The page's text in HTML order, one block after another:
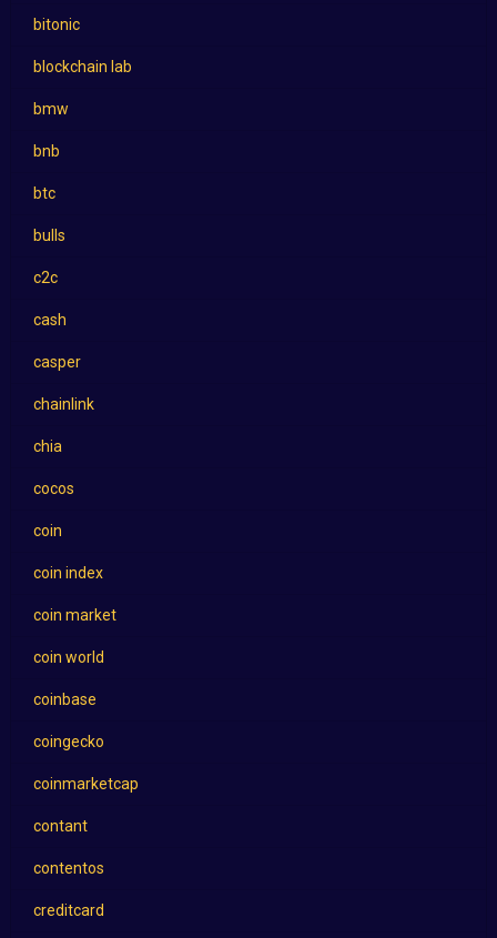
bitonic
blockchain lab
bmw
bnb
btc
bulls
c2c
cash
casper
chainlink
chia
cocos
coin
coin index
coin market
coin world
coinbase
coingecko
coinmarketcap
contant
contentos
creditcard